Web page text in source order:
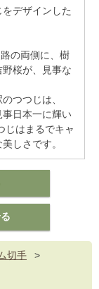
デザインした
の両側に、樹
桜が、見事な
つつじは、
事日本一に輝い
じはまるでキャ
しさです。
切手
>